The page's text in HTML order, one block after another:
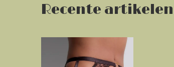
Recente artikelen